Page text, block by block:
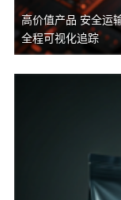
高价值产品 安全运
全程可视化追踪